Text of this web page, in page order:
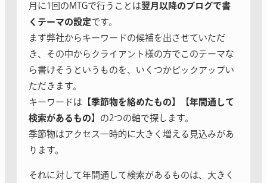
月に1回のMTGで行うことは翌月以降のブログで書
くテーマの設定です。
まず弊社からキーワードの候補を出させていただ
き、その中からクライアント様の方でこのテーマな
ら書けそうというものを、いくつかピックアップい
ただきます。
キーワードは【季節物を絡めたもの】【年間通して
検索があるもの】の2つの軸で探します。
季節物はアクセス一時的に大きく増える見込みがあ
ります。
それに対して年間通して検索があるものは、大きく